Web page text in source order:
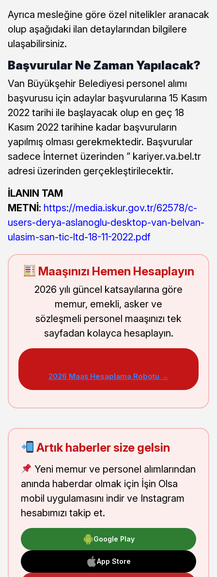
Ayrıca mesleğine göre özel nitelikler aranacak
olup aşağıdaki ilan detaylarından bilgilere
ulaşabilirsiniz.
Başvurular Ne Zaman Yapılacak?
Van Büyükşehir Belediyesi personel alımı
başvurusu için adaylar başvurularına 15 Kasım
2022 tarihi ile başlayacak olup en geç 18
Kasım 2022 tarihine kadar başvuruların
yapılmış olması gerekmektedir. Başvurular
sadece İnternet üzerinden ” kariyer.va.bel.tr
adresi üzerinden gerçekleştirilecektir.
İLANIN TAM
METNİ: https://media.iskur.gov.tr/62578/c-
users-derya-aslanoglu-desktop-van-belvan-
ulasim-san-tic-ltd-18-11-2022.pdf
Maaşınızı Hemen Hesaplayın
2026 yılı güncel katsayılarına göre
memur, emekli, asker ve
sözleşmeli personel maaşınızı tek
sayfadan kolayca hesaplayın.
2026 Maaş Hesaplama Robotu →
Artık haberler size gelsin
Yeni memur ve personel alımlarından
anında haberdar olmak için İşin Olsa
mobil uygulamasını indir ve Instagram
hesabımızı takip et.
Google Play
App Store